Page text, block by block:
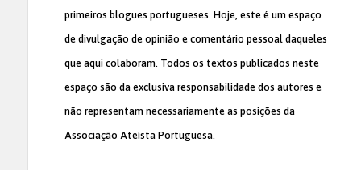
primeiros blogues portugueses. Hoje, este é um espaço
de divulgação de opinião e comentário pessoal daqueles
que aqui colaboram. Todos os textos publicados neste
espaço são da exclusiva responsabilidade dos autores e
não representam necessariamente as posições da
Associação Ateísta Portuguesa.